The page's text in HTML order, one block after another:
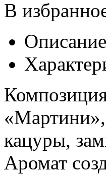
В
Описание
«Мартини»,
кацуры,
Аромат